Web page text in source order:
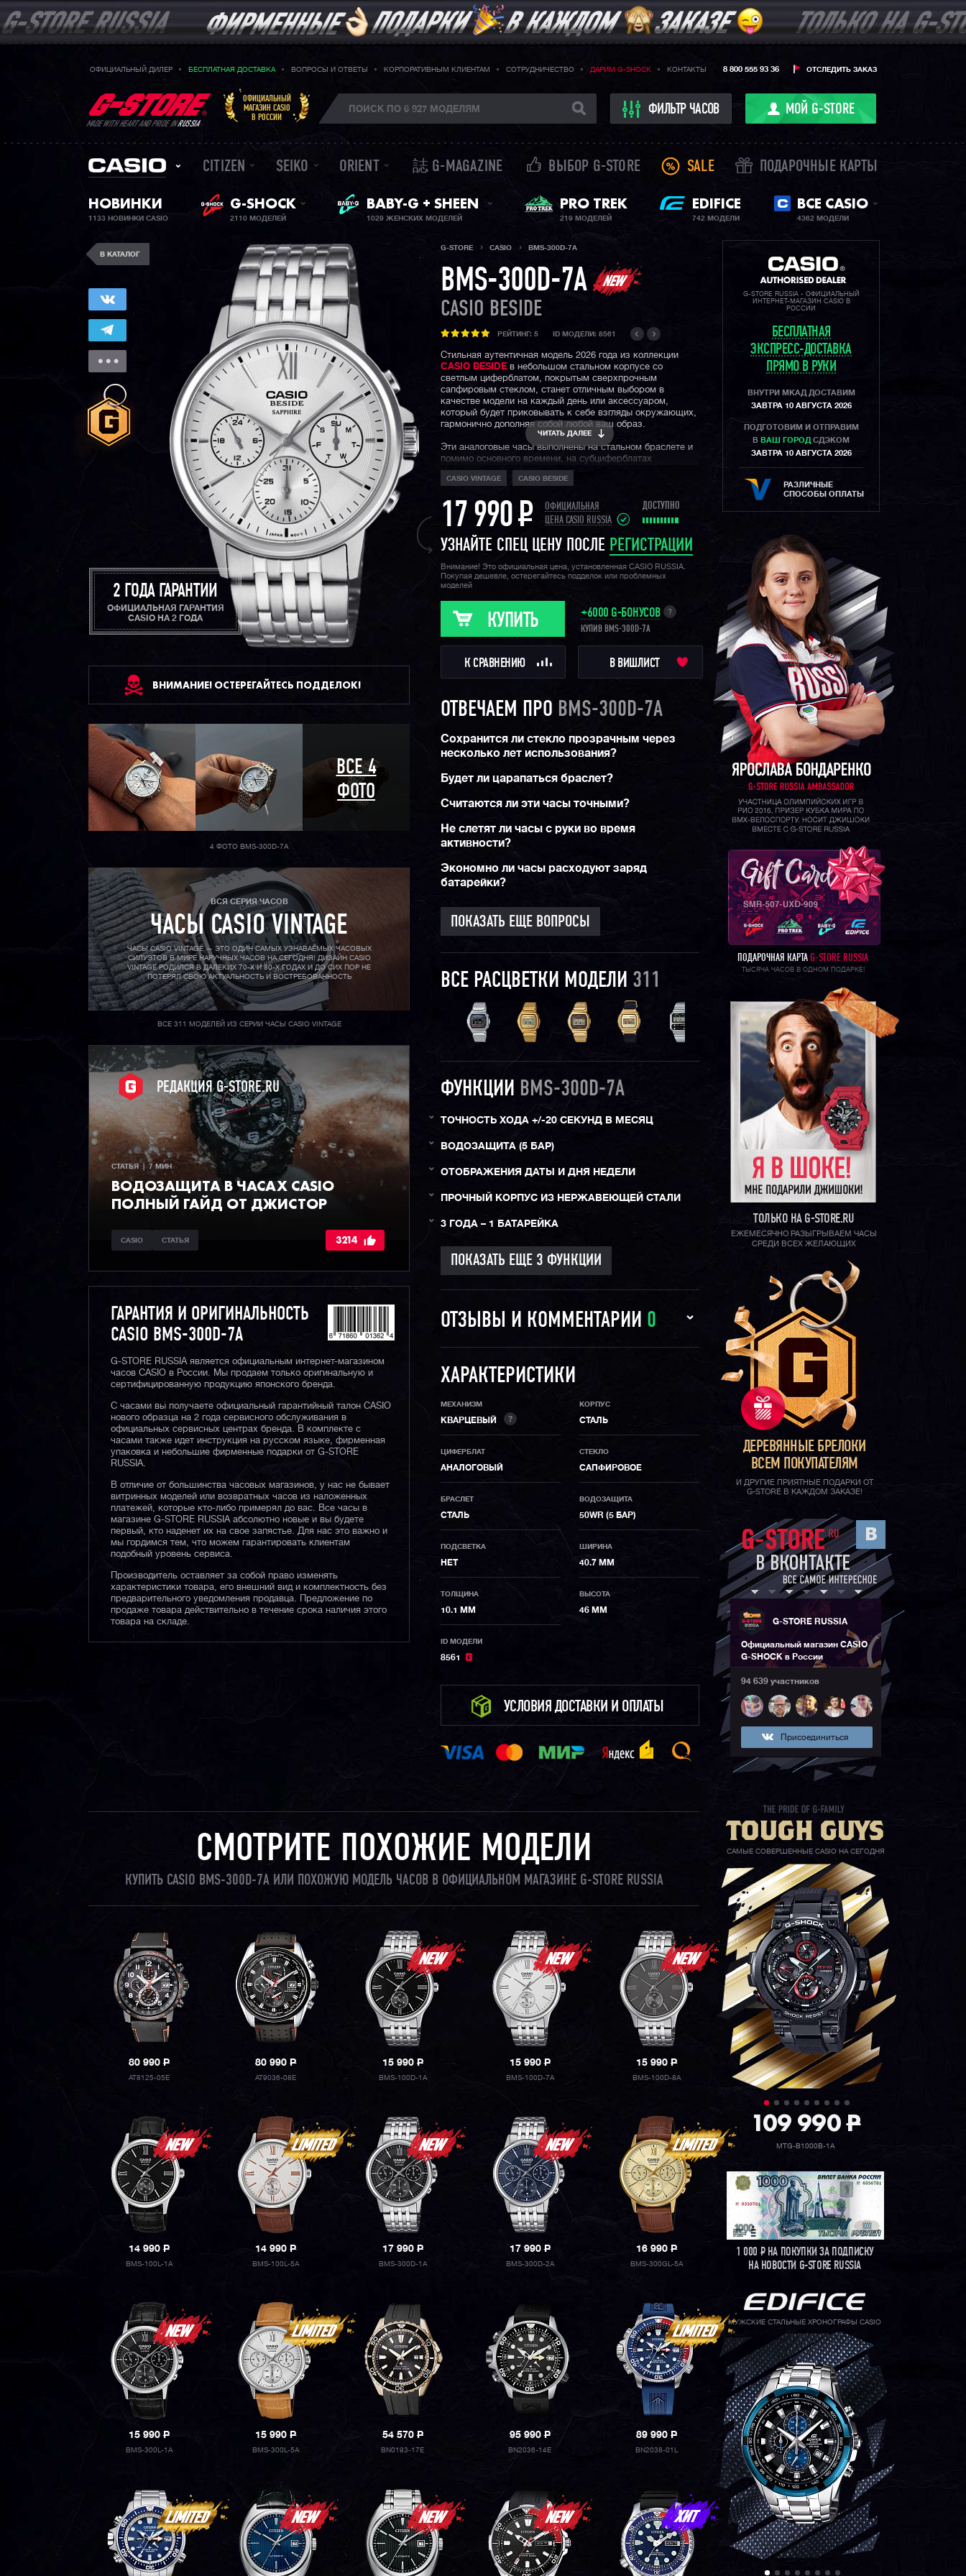
ОФИЦИАЛЬНЫЙ ДИЛЕР БЕСПЛАТНАЯ ДОСТАВКА ВОПРОСЫ И ОТВЕТЫ КОРПОРАТИВНЫМ КЛИЕНТАМ СОТРУДНИЧЕСТВО ДАРИМ G-SHOCK КОНТАКТЫ ОТСЛЕДИТЬ ЗАКАЗ
8 800 555 93 36
MADE WITH HEART AND PRIDE INRUSSIA
ОФИЦИАЛЬНЫЙ
МАГАЗИН CASIO
В РОССИИ
ФИЛЬТР ЧАСОВ МОЙ G-STORE
CITIZEN SEIKO ORIENT 誌 G-MAGAZINE ВЫБОР G-STORE SALE ПОДАРОЧНЫЕ КАРТЫ
НОВИНКИ
1133 НОВИНКИ CASIO
G-SHOCK
2110 МОДЕЛЕЙ
BABY-G + SHEEN
1029 ЖЕНСКИХ МОДЕЛЕЙ
PRO TREK
219 МОДЕЛЕЙ
EDIFICE
742 МОДЕЛИ
ВСЕ CASIO
4362 МОДЕЛИ
В КАТАЛОГ
2 ГОДА ГАРАНТИИ
ОФИЦИАЛЬНАЯ ГАРАНТИЯ
CASIO НА 2 ГОДА
ВНИМАНИЕ! ОСТЕРЕГАЙТЕСЬ ПОДДЕЛОК!
ВСЕ 4
ФОТО
4 ФОТО BMS-300D-7A
ВСЯ СЕРИЯ ЧАСОВ
ЧАСЫ CASIO VINTAGE
ЧАСЫ CASIO VINTAGE — ЭТО ОДИН САМЫХ УЗНАВАЕМЫХ ЧАСОВЫХ
СИЛУЭТОВ В МИРЕ НАРУЧНЫХ ЧАСОВ НА СЕГОДНЯ! ДИЗАЙН CASIO
VINTAGE РОДИЛСЯ В ДАЛЕКИХ 70-X И 80-X ГОДАХ И ДО СИХ ПОР НЕ
ПОТЕРЯЛ СВОЮ АКТУАЛЬНОСТЬ И ВОСТРЕБОВАННОСТЬ
ВСЕ 311 МОДЕЛЕЙ ИЗ СЕРИИ ЧАСЫ CASIO VINTAGE
РЕДАКЦИЯ G-STORE.RU
СТАТЬЯ  |  7 МИН
ВОДОЗАЩИТА В ЧАСАХ CASIO
ПОЛНЫЙ ГАЙД ОТ ДЖИСТОР
CASIO СТАТЬЯ 3214
ГАРАНТИЯ И ОРИГИНАЛЬНОСТЬ
CASIO BMS-300D-7A
G-STORE RUSSIA является официальным интернет-магазином
часов CASIO в России. Мы продаем только оригинальную и
сертифицированную продукцию японского бренда.
С часами вы получаете официальный гарантийный талон CASIO
нового образца на 2 года сервисного обслуживания в
официальных сервисных центрах бренда. В комплекте с
часами также идет инструкция на русском языке, фирменная
упаковка и небольшие фирменные подарки от G-STORE
RUSSIA.
В отличие от большинства часовых магазинов, у нас не бывает
витринных моделей или возвратных часов из наложенных
платежей, которые кто-либо примерял до вас. Все часы в
магазине G-STORE RUSSIA абсолютно новые и вы будете
первый, кто наденет их на свое запястье. Для нас это важно и
мы гордимся тем, что можем гарантировать клиентам
подобный уровень сервиса.
Производитель оставляет за собой право изменять
характеристики товара, его внешний вид и комплектность без
предварительного уведомления продавца. Предложение по
продаже товара действительно в течение срока наличия этого
товара на складе.
G-STORE CASIO BMS-300D-7A
BMS-300D-7A
CASIO BESIDE
РЕЙТИНГ: 5 ID МОДЕЛИ: 8561
Стильная аутентичная модель 2026 года из коллекции
CASIO BESIDE в небольшом стальном корпусе со
светлым циферблатом, покрытым сверхпрочным
сапфировым стеклом, станет отличным выбором в
качестве модели на каждый день или аксессуаром,
который будет приковывать к себе взгляды окружающих,
гармонично дополняя собой любой ваш образ.
Эти аналоговые часы выполнены на стальном браслете и
помимо основного времени, на субциферблатах
отображают текущую дату, день недели и время в
формате 24-х часов. Отметим также небольшую
Напомним, что коллекция Casio Beside — это небольшая
аутентичная линейка недорогих часов Casio с простым
классическим дизайном без какого-либо серьезного
внутреннего функционала. Модели Casio Beside уступают
основной стальной линейке
по
технологичности, материалам, качеству отделки и
разнообразию, однако имеют своих поклонников за счет
ЧИТАТЬ ДАЛЕЕ
CASIO VINTAGE CASIO BESIDE
17 990P
ОФИЦИАЛЬНАЯ
ЦЕНА CASIO RUSSIA
ДОСТУПНО
УЗНАЙТЕ СПЕЦ ЦЕНУ ПОСЛЕ РЕГИСТРАЦИИ
Внимание! Это официальная цена, установленная CASIO RUSSIA.
Покупая дешевле, остерегайтесь подделок или проблемных
моделей
КУПИТЬ +6000 G-БОНУСОВ
КУПИВ BMS-300D-7A
?
К СРАВНЕНИЮ В ВИШЛИСТ
ОТВЕЧАЕМ ПРО BMS-300D-7A
Сохранится ли стекло прозрачным через
несколько лет использования?
Будет ли царапаться браслет?
Считаются ли эти часы точными?
Не слетят ли часы с руки во время
активности?
Экономно ли часы расходуют заряд
батарейки?
ПОКАЗАТЬ ЕЩЕ ВОПРОСЫ
ВСЕ РАСЦВЕТКИ МОДЕЛИ 311
ФУНКЦИИ BMS-300D-7A
ТОЧНОСТЬ ХОДА +/-20 СЕКУНД В МЕСЯЦ
ВОДОЗАЩИТА (5 БАР)
ОТОБРАЖЕНИЯ ДАТЫ И ДНЯ НЕДЕЛИ
ПРОЧНЫЙ КОРПУС ИЗ НЕРЖАВЕЮЩЕЙ СТАЛИ
3 ГОДА – 1 БАТАРЕЙКА
ОТЗЫВЫ И КОММЕНТАРИИ 0
ХАРАКТЕРИСТИКИ
МЕХАНИЗМ
КВАРЦЕВЫЙ ?
КОРПУС
СТАЛЬ
ЦИФЕРБЛАТ
АНАЛОГОВЫЙ
СТЕКЛО
САПФИРОВОЕ
БРАСЛЕТ
СТАЛЬ
ВОДОЗАЩИТА
50WR (5 БАР)
ПОДСВЕТКА
НЕТ
ШИРИНА
40.7 ММ
ТОЛЩИНА
10.1 ММ
ВЫСОТА
46 ММ
ID МОДЕЛИ
8561
УСЛОВИЯ ДОСТАВКИ И ОПЛАТЫ
СМОТРИТЕ ПОХОЖИЕ МОДЕЛИ
КУПИТЬ CASIO BMS-300D-7A ИЛИ ПОХОЖУЮ МОДЕЛЬ ЧАСОВ В ОФИЦИАЛЬНОМ МАГАЗИНЕ G-STORE RUSSIA
80 990P
AT8125-05E
80 990P
AT9036-08E
15 990 P
BMS-100D-1A
15 990P
BMS-100D-7A
15 990P
BMS-100D-8A
14 990P
BMS-100L-1A
14 990P
BMS-100L-5A
17 990 P
BMS-300D-1A
17 990P
BMS-300D-2A
16 990P
BMS-300GL-5A
15 990P
BMS-300L-1A
15 990P
BMS-300L-5A
54 570 P
BN0193-17E
95 990P
BN2036-14E
89 990P
BN2038-01L
G-STORE RUSSIA - ОФИЦИАЛЬНЫЙ
ИНТЕРНЕТ-МАГАЗИН CASIO В
РОССИИ
БЕСПЛАТНАЯ
ЭКСПРЕСС-ДОСТАВКА
ПРЯМО В РУКИ
ВНУТРИ МКАД ДОСТАВИМ
ЗАВТРА 10 АВГУСТА 2026
ПОДГОТОВИМ И ОТПРАВИМ
В ВАШ ГОРОД СДЭКОМ
ЗАВТРА 10 АВГУСТА 2026
РАЗЛИЧНЫЕ
СПОСОБЫ ОПЛАТЫ
ПОДАРОЧНАЯ КАРТА G-STORE RUSSIA
ТЫСЯЧА ЧАСОВ В ОДНОМ ПОДАРКЕ!
ТОЛЬКО НА G-STORE.RU
ЕЖЕМЕСЯЧНО РАЗЫГРЫВАЕМ ЧАСЫ
СРЕДИ ВСЕХ ЖЕЛАЮЩИХ
ДЕРЕВЯННЫЕ БРЕЛОКИ
ВСЕМ ПОКУПАТЕЛЯМ
И ДРУГИЕ ПРИЯТНЫЕ ПОДАРКИ ОТ
G-STORE В КАЖДОМ ЗАКАЗЕ!
G-STORE RUSSIA
Официальный магазин CASIO
G-SHOCK в России
94 639 участников
Присоединиться
САМЫЕ СОВЕРШЕННЫЕ CASIO НА СЕГОДНЯ
109 990P
MTG-B1000B-1A
1 000РНА ПОКУПКИ ЗА ПОДПИСКУ
НА НОВОСТИ G-STORE RUSSIA
МУЖСКИЕ СТАЛЬНЫЕ ХРОНОГРАФЫ CASIO